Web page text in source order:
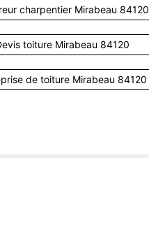
charpentier Mirabeau 84120
toiture Mirabeau 84120
de toiture Mirabeau 84120